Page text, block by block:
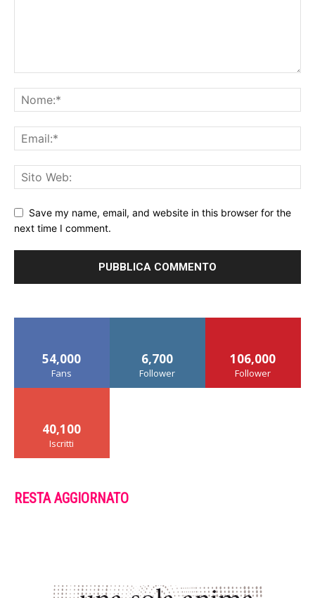
Save my name, email, and website in this browser for the
next time I comment.
54,000
Fans
6,700
Follower
106,000
Follower
40,100
Iscritti
RESTA AGGIORNATO